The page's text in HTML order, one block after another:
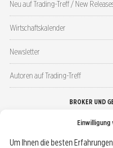
Um Ihnen die besten
Neu auf Trading-Treff / New
Wirtschaftskalender
Newsletter
Autoren auf Trading-Treff
BROKER UND